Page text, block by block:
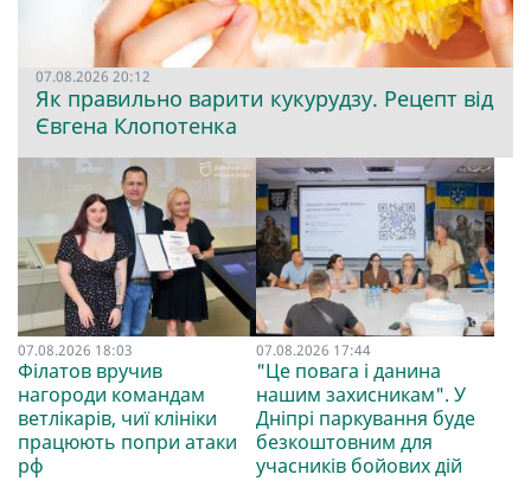
07.08.2026 20:12
Як правильно варити кукурудзу. Рецепт від
Євгена Клопотенка
07.08.2026 18:03
Філатов вручив
нагороди командам
ветлікарів, чиї клініки
працюють попри атаки
рф
07.08.2026 17:44
"Це повага і данина
нашим захисникам". У
Дніпрі паркування буде
безкоштовним для
учасників бойових дій